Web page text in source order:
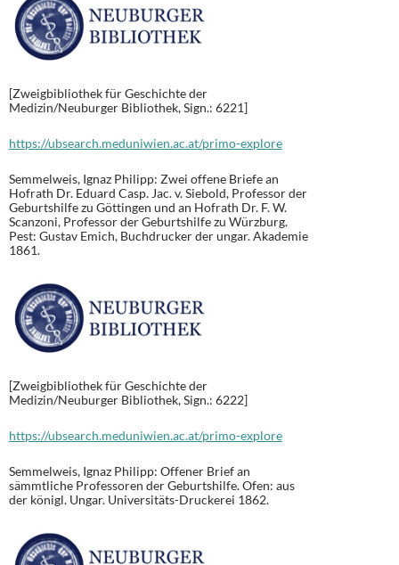
[Zweigbibliothek für Geschichte der
Medizin/Neuburger Bibliothek, Sign.: 6221]
https://ubsearch.meduniwien.ac.at/primo-explore
Semmelweis, Ignaz Philipp: Zwei offene Briefe an
Hofrath Dr. Eduard Casp. Jac. v. Siebold, Professor der
Geburtshilfe zu Göttingen und an Hofrath Dr. F. W.
Scanzoni, Professor der Geburtshilfe zu Würzburg.
Pest: Gustav Emich, Buchdrucker der ungar. Akademie
1861.
[Zweigbibliothek für Geschichte der
Medizin/Neuburger Bibliothek, Sign.: 6222]
https://ubsearch.meduniwien.ac.at/primo-explore
Semmelweis, Ignaz Philipp: Offener Brief an
sämmtliche Professoren der Geburtshilfe. Ofen: aus
der königl. Ungar. Universitäts-Druckerei 1862.